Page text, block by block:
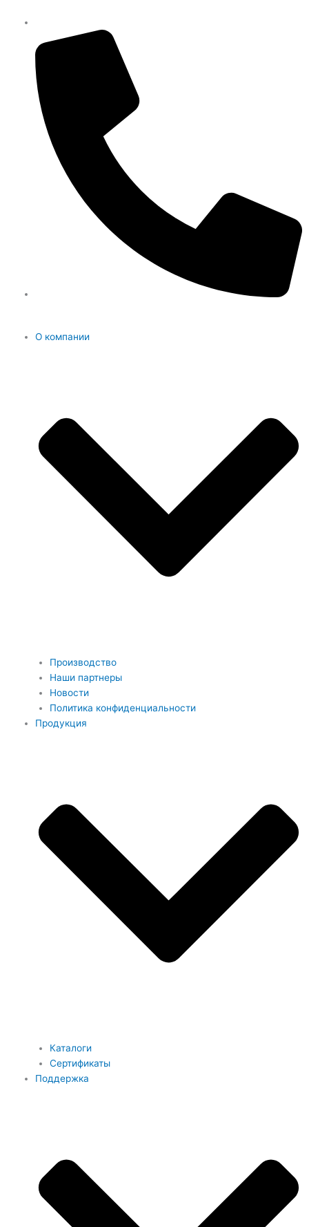
О компании
Производство
Наши партнеры
Новости
Политика конфиденциальности
Продукция
Каталоги
Сертификаты
Поддержка